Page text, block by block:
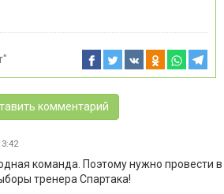
комментарий
команда. Поэтому нужно провести в
тренера Спартака!